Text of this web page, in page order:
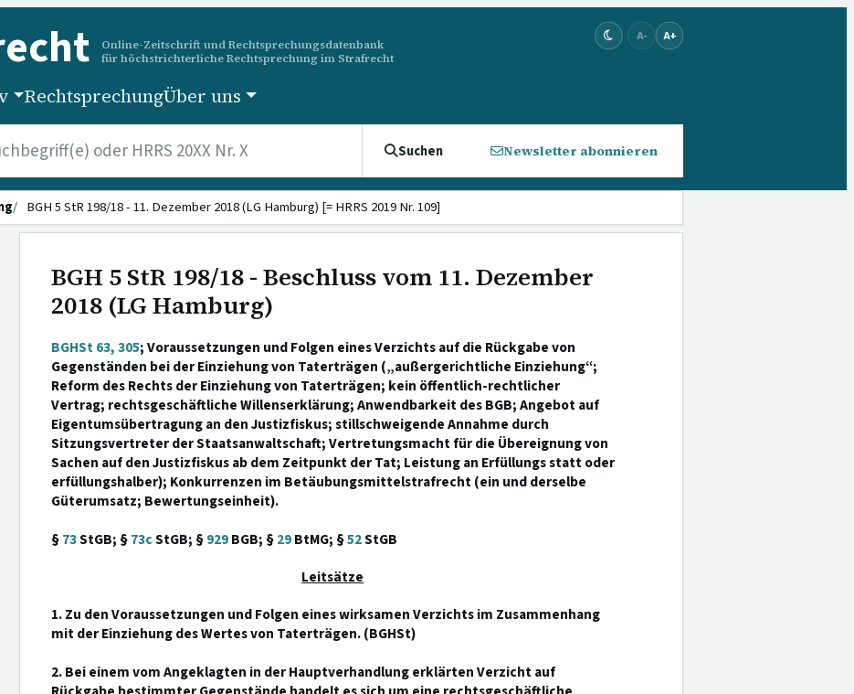
Online-Zeitschrift und Rechtsprechungsdatenbank
für höchstrichterliche Rechtsprechung im Strafrecht
A- A+
RechtsprechungÜber uns
Suchen Newsletter abonnieren
BGH 5 StR 198/18 - 11. Dezember 2018 (LG Hamburg) [= HRRS 2019 Nr. 109]
BGH 5 StR 198/18 - Beschluss vom 11. Dezember
2018 (LG Hamburg)
BGHSt 63, 305; Voraussetzungen und Folgen eines Verzichts auf die Rückgabe von
Gegenständen bei der Einziehung von Taterträgen („außergerichtliche Einziehung“;
Reform des Rechts der Einziehung von Taterträgen; kein öffentlich-rechtlicher
Vertrag; rechtsgeschäftliche Willenserklärung; Anwendbarkeit des BGB; Angebot auf
Eigentumsübertragung an den Justizfiskus; stillschweigende Annahme durch
Sitzungsvertreter der Staatsanwaltschaft; Vertretungsmacht für die Übereignung von
Sachen auf den Justizfiskus ab dem Zeitpunkt der Tat; Leistung an Erfüllungs statt oder
erfüllungshalber); Konkurrenzen im Betäubungsmittelstrafrecht (ein und derselbe
Güterumsatz; Bewertungseinheit).
§73StGB; §73cStGB; §929BGB; §29BtMG; §52StGB
Leitsätze
1. Zu den Voraussetzungen und Folgen eines wirksamen Verzichts im Zusammenhang
mit der Einziehung des Wertes von Taterträgen. (BGHSt)
2. Bei einem vom Angeklagten in der Hauptverhandlung erklärten Verzicht auf